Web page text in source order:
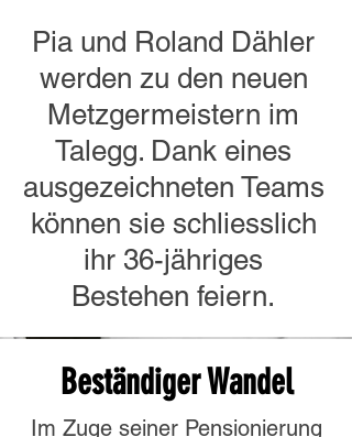
Pia und Roland Dähler
werden zu den neuen
Metzgermeistern im
Talegg. Dank eines
ausgezeichneten Teams
können sie schliesslich
ihr 36-jähriges
Bestehen feiern.
Beständiger Wandel
Im Zuge seiner Pensionierung